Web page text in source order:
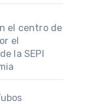
el centro de
el
la SEPI